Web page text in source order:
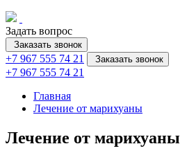
Задать вопрос
Заказать звонок
+7 967 555 74 21 Заказать звонок
+7 967 555 74 21
Главная
Лечение от марихуаны
Лечение от